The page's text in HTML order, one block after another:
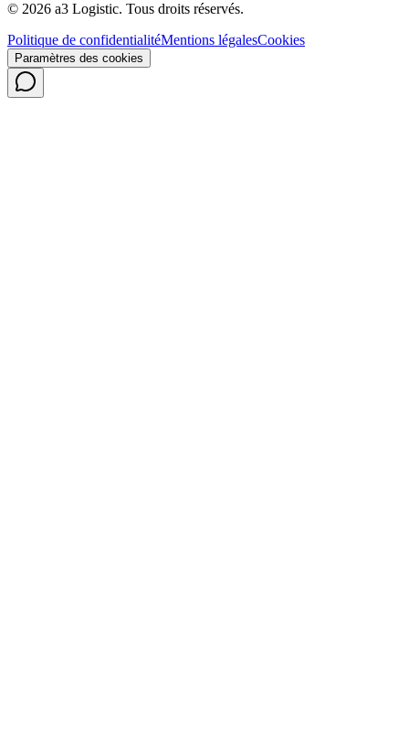
© 2026 a3 Logistic. Tous droits réservés.
Politique de confidentialitéMentions légalesCookies
Paramètres des cookies